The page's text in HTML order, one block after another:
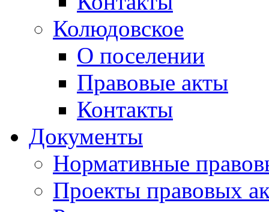
Колюдовское
О поселении
Правовые акты
Контакты
Документы
Нормативные
Проекты правовых